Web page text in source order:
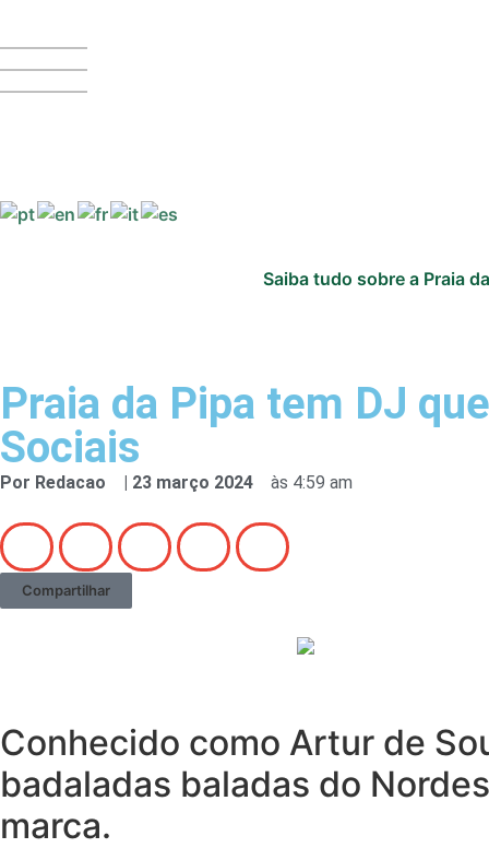
Saiba tudo sobre a Praia
Praia da Pipa tem DJ
Sociais
Por Redacao | 23 março 2024 às 4:59 am
Compartilhar
Conhecido como Artur de
badaladas baladas do
marca.